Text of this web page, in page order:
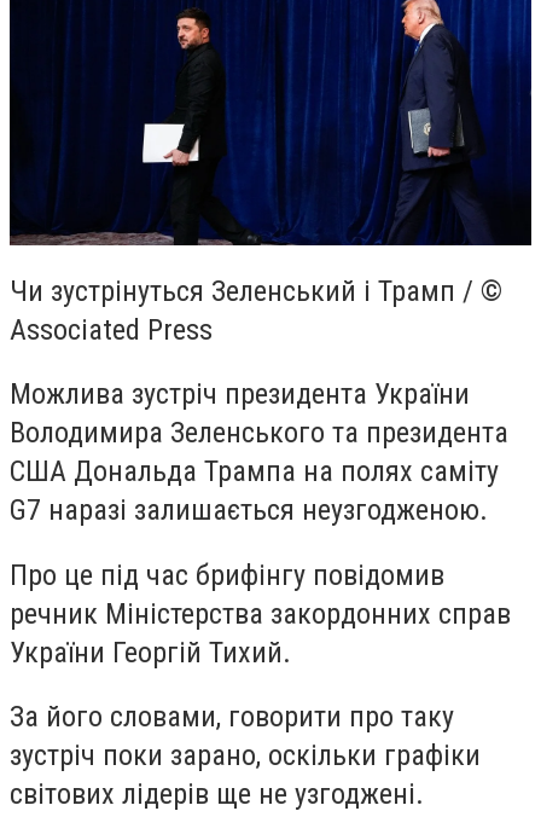
Чи зустрінуться Зеленський і Трамп / ©
Associated Press
Можлива зустріч президента України
Володимира Зеленського та президента
США Дональда Трампа на полях саміту
G7 наразі залишається неузгодженою.
Про це під час брифінгу повідомив
речник Міністерства закордонних справ
України Георгій Тихий.
За його словами, говорити про таку
зустріч поки зарано, оскільки графіки
світових лідерів ще не узгоджені.